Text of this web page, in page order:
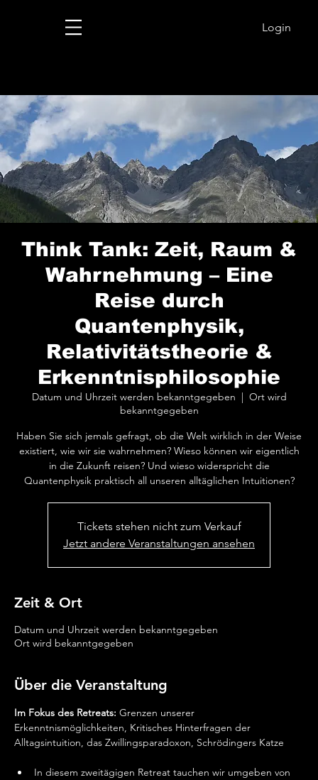
Login
Think Tank: Zeit, Raum &
Wahrnehmung – Eine
Reise durch
Quantenphysik,
Relativitätstheorie &
Erkenntnisphilosophie
Datum und Uhrzeit werden bekanntgegeben
Ort wird
bekanntgegeben
Haben Sie sich jemals gefragt, ob die Welt wirklich in der Weise
existiert, wie wir sie wahrnehmen? Wieso können wir eigentlich
in die Zukunft reisen? Und wieso widerspricht die
Quantenphysik praktisch all unseren alltäglichen Intuitionen?
Tickets stehen nicht zum Verkauf
Jetzt andere Veranstaltungen ansehen
Zeit & Ort
Datum und Uhrzeit werden bekanntgegeben
Ort wird bekanntgegeben
Über die Veranstaltung
Im Fokus des Retreats: Grenzen unserer
Erkenntnismöglichkeiten, Kritisches Hinterfragen der
Alltagsintuition, das Zwillingsparadoxon, Schrödingers Katze
In diesem zweitägigen Retreat tauchen wir umgeben von